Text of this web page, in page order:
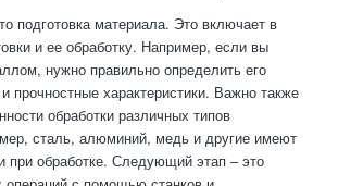
подготовка материала. Это включает в
и ее обработку. Например, если вы
нужно правильно определить его
прочностные характеристики. Важно также
обработки различных типов
сталь, алюминий, медь и другие имеют
при обработке. Следующий этап – это